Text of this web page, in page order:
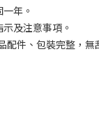
年。
及注意事項。
配件、包裝完整，無